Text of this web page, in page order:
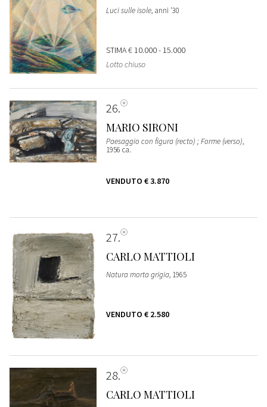
Luci sulle isole, anni '30
STIMA€ 10.000 - 15.000
Lotto chiuso
26
MARIO SIRONI
Paesaggio con figura (recto) ; Forme (verso),
1956 ca.
VENDUTO € 3.870
27
CARLO MATTIOLI
Natura morta grigia, 1965
VENDUTO € 2.580
28
CARLO MATTIOLI